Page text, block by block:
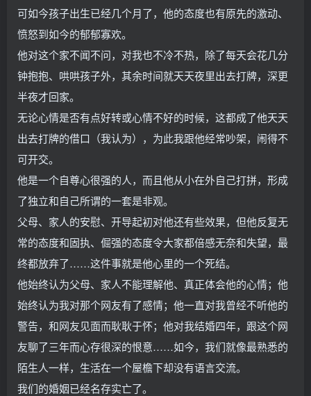
可如今孩子出生已经几个月了，他的态度也有原先的激动、
愤怒到如今的郁郁寡欢。
他对这个家不闻不问，对我也不冷不热，除了每天会花几分
钟抱抱、哄哄孩子外，其余时间就天天夜里出去打牌，深更
半夜才回家。
无论心情是否有点好转或心情不好的时候，这都成了他天天
出去打牌的借口（我认为），为此我跟他经常吵架，闹得不
可开交。
他是一个自尊心很强的人，而且他从小在外自己打拼，形成
了独立和自己所谓的一套是非观。
父母、家人的安慰、开导起初对他还有些效果，但他反复无
常的态度和固执、倔强的态度令大家都倍感无奈和失望，最
终都放弃了……这件事就是他心里的一个死结。
他始终认为父母、家人不能理解他、真正体会他的心情；他
始终认为我对那个网友有了感情；他一直对我曾经不听他的
警告，和网友见面而耿耿于怀；他对我结婚四年，跟这个网
友聊了三年而心存很深的恨意……如今，我们就像最熟悉的
陌生人一样，生活在一个屋檐下却没有语言交流。
我们的婚姻已经名存实亡了。